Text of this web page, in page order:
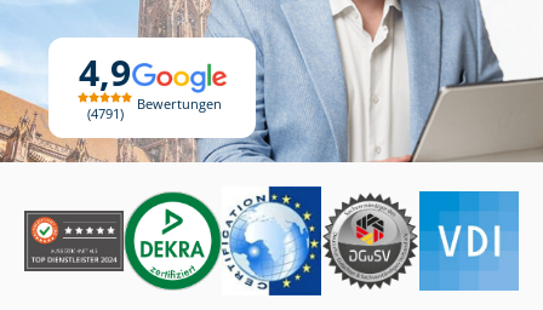
4,9
4791
Bewertungen